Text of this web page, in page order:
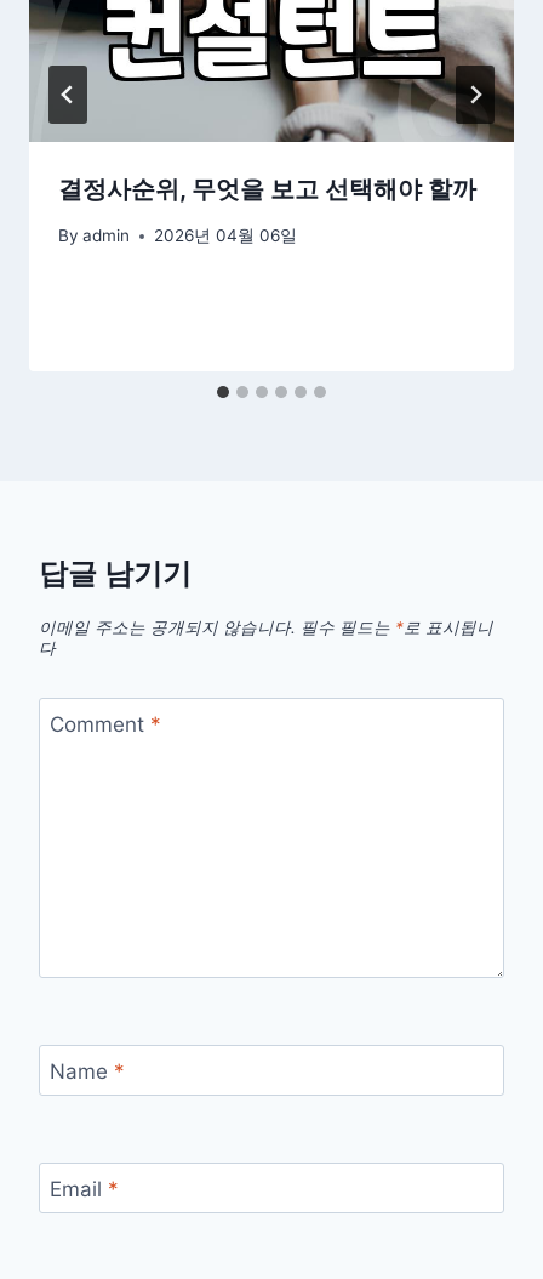
결정사순위, 무엇을 보고 선택해야 할까
By admin 2026년 04월 06일
답글 남기기
이메일 주소는 공개되지 않습니다. 필수 필드는 *로 표시됩니
다
Comment *
Name *
Email *